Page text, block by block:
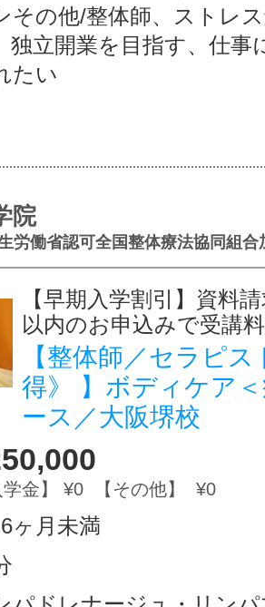
その他/整体師、ストレ
独立開業を目指す、仕事
たい
院
労働省認可全国整体療法協同組合
【早期入学割引】資料
以内のお申込みで受講
【整体師／セラピ
得》 】ボディケア
ース／大阪堺校
学金】 ¥0 【その他】 ¥0
ヶ月未満